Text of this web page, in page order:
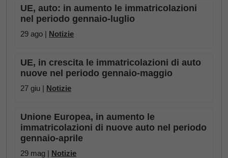
UE, auto: in aumento le immatricolazioni
nel periodo gennaio-luglio
29 ago | Notizie
UE, in crescita le immatricolazioni di auto
nuove nel periodo gennaio-maggio
27 giu | Notizie
Unione Europea, in aumento le
immatricolazioni di nuove auto nel periodo
gennaio-aprile
29 mag | Notizie